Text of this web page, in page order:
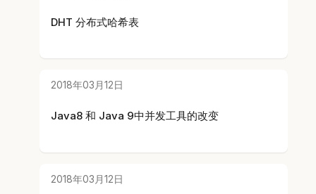
DHT 分布式哈希表
2018年03月12日
Java8 和 Java 9中并发工具的改变
2018年03月12日